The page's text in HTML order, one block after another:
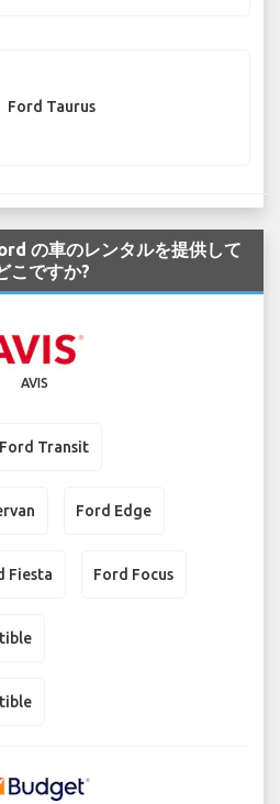
Ford Taurus
の車のレンタルを提供して
こですか?
AVIS
Ford Transit
Ford Edge
Fiesta Ford Focus